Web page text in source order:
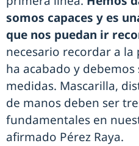
somos capaces y es
que nos puedan ir
necesario recordar a
ha acabado y
medidas. Mascarilla,
de manos deben ser
fundamentales en
afirmado Pérez Raya.